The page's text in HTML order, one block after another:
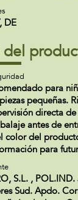
DE
del
para
pequeñas.
directa
antes de
color del
para
S.L. ,
Sud. Apdo.